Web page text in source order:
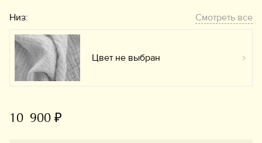
Низ: Смотреть все
Цвет не выбран
10 900 ₽